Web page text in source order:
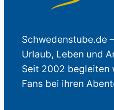
Schwedenstube.de
Urlaub, Leben und
Seit 2002 begleiten
Fans bei ihren